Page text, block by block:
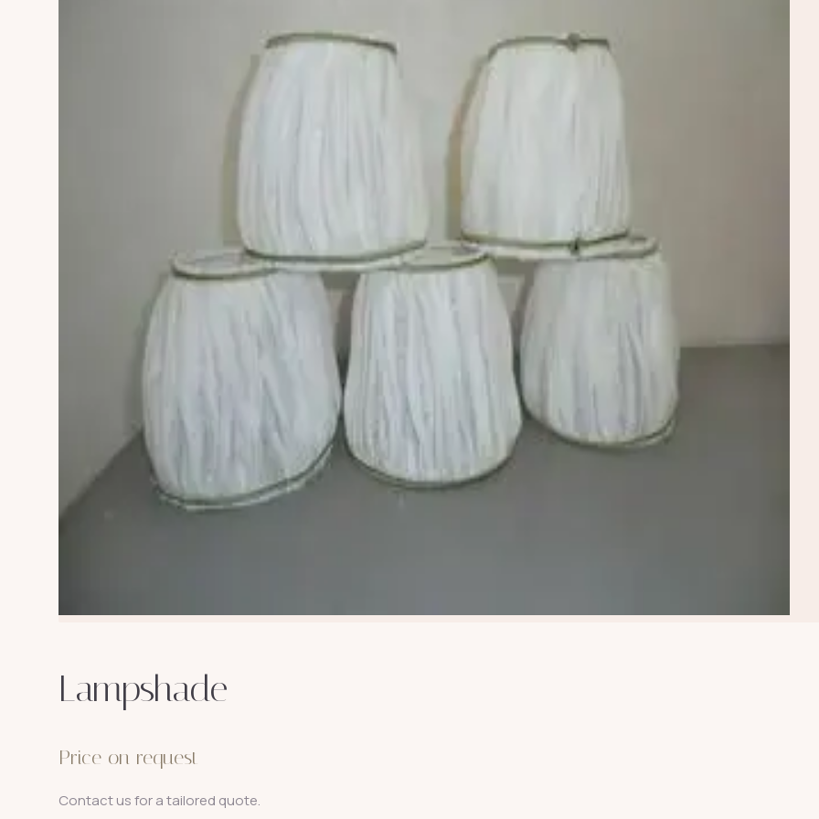
Lampshade
Price on request
Contact us for a tailored quote.